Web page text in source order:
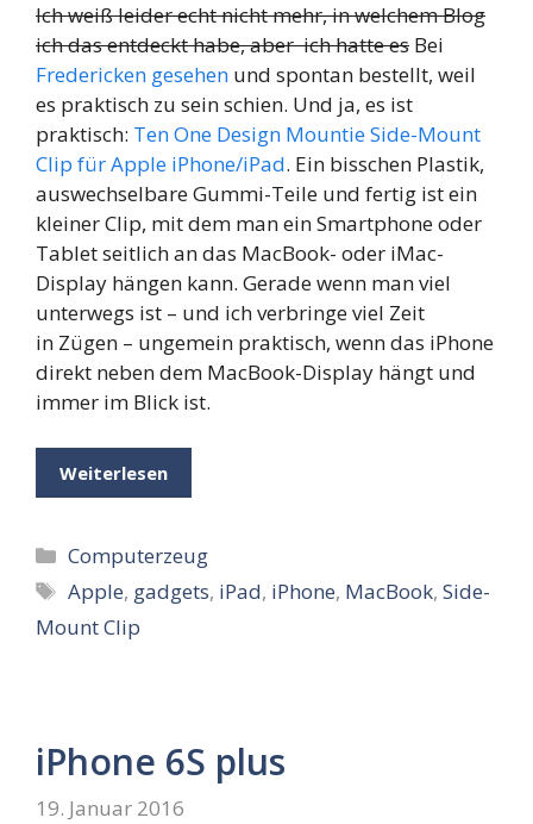
Ich weiß leider echt nicht mehr, in welchem Blog
ich das entdeckt habe, aber ich hatte es Bei
Fredericken gesehen und spontan bestellt, weil
es praktisch zu sein schien. Und ja, es ist
praktisch: Ten One Design Mountie Side-Mount
Clip für Apple iPhone/iPad. Ein bisschen Plastik,
auswechselbare Gummi-Teile und fertig ist ein
kleiner Clip, mit dem man ein Smartphone oder
Tablet seitlich an das MacBook- oder iMac-
Display hängen kann. Gerade wenn man viel
unterwegs ist – und ich verbringe viel Zeit
in Zügen – ungemein praktisch, wenn das iPhone
direkt neben dem MacBook-Display hängt und
immer im Blick ist.
Weiterlesen
Kategorien
Computerzeug
Schlagwörter
Apple, gadgets, iPad, iPhone, MacBook,Side-
Mount Clip
iPhone 6S plus
19. Januar 2016